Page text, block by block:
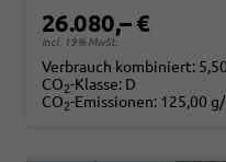
26.080,– €
incl. 19% MwSt.
Verbrauch kombiniert:
CO2-Klasse: D
CO2-Emissionen: 125,00